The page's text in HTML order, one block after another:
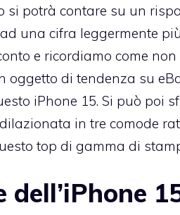
si potrà contare su un
una cifra leggermente
e ricordiamo come
oggetto di tendenza su
iPhone 15. Si può poi
in tre comode
top di gamma di